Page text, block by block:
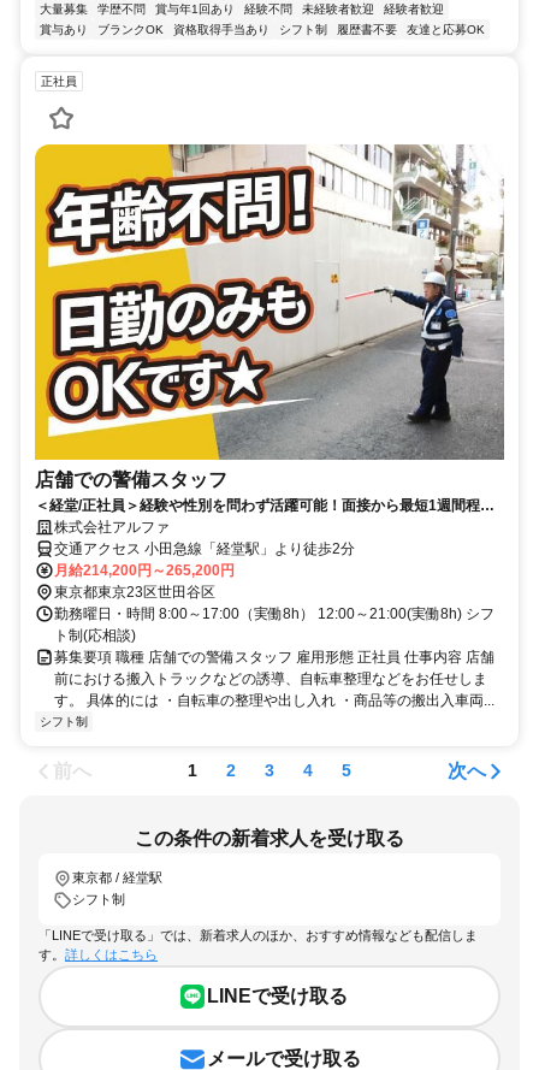
大量募集
学歴不問 賞与年1回あり 経験不問 未経験者歓迎
経験者歓迎
賞与あり
ブランクOK 資格取得手当あり シフト制 履歴書不要 友達と応募OK
正社員
店舗での警備スタッフ
＜経堂/正社員＞経験や性別を問わず活躍可能！面接から最短1週間程度
で実働可能◎ 駅チカ徒歩2分
株式会社アルファ
交通アクセス 小田急線「経堂駅」より徒歩2分
月給214,200円～265,200円
東京都東京23区世田谷区
勤務曜日・時間 8:00～17:00（実働8h） 12:00～21:00(実働8h) シフ
ト制(応相談)
募集要項 職種 店舗での警備スタッフ 雇用形態 正社員 仕事内容 店舗
前における搬入トラックなどの誘導、自転車整理などをお任せしま
す。 具体的には ・自転車の整理や出し入れ ・商品等の搬出入車両...
シフト制
前へ 1 2 3 4 5 次へ
この条件の新着求人を受け取る
東京都 / 経堂駅
シフト制
「LINEで受け取る」では、新着求人のほか、おすすめ情報なども配信しま
す。 詳しくはこちら
LINEで受け取る
メールで受け取る